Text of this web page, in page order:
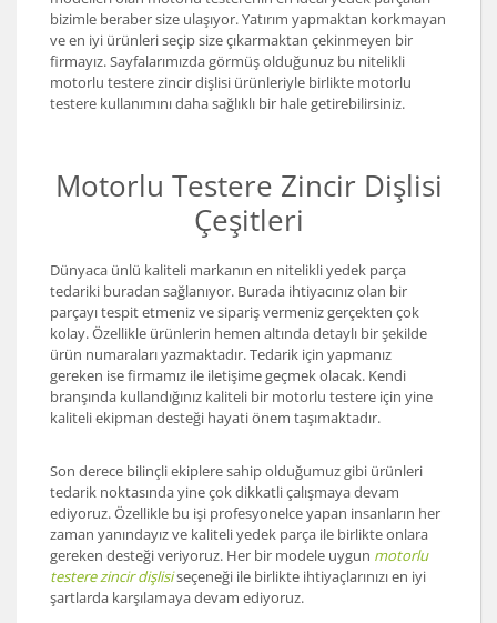
bizimle beraber size ulaşıyor. Yatırım yapmaktan korkmayan
ve en iyi ürünleri seçip size çıkarmaktan çekinmeyen bir
firmayız. Sayfalarımızda görmüş olduğunuz bu nitelikli
motorlu testere zincir dişlisi ürünleriyle birlikte motorlu
testere kullanımını daha sağlıklı bir hale getirebilirsiniz.
Motorlu Testere Zincir Dişlisi
Çeşitleri
Dünyaca ünlü kaliteli markanın en nitelikli yedek parça
tedariki buradan sağlanıyor. Burada ihtiyacınız olan bir
parçayı tespit etmeniz ve sipariş vermeniz gerçekten çok
kolay. Özellikle ürünlerin hemen altında detaylı bir şekilde
ürün numaraları yazmaktadır. Tedarik için yapmanız
gereken ise firmamız ile iletişime geçmek olacak. Kendi
branşında kullandığınız kaliteli bir motorlu testere için yine
kaliteli ekipman desteği hayati önem taşımaktadır.
Son derece bilinçli ekiplere sahip olduğumuz gibi ürünleri
tedarik noktasında yine çok dikkatli çalışmaya devam
ediyoruz. Özellikle bu işi profesyonelce yapan insanların her
zaman yanındayız ve kaliteli yedek parça ile birlikte onlara
gereken desteği veriyoruz. Her bir modele uygun motorlu
testere zincir dişlisiseçeneği ile birlikte ihtiyaçlarınızı en iyi
şartlarda karşılamaya devam ediyoruz.